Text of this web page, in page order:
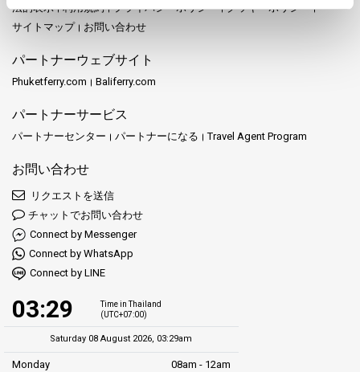
法的表示
利用規約 プライバシーポリシー
クッキーポリシー
サイトマップ
お問い合わせ
パートナーウェブサイト
Phuketferry.com Baliferry.com
パートナーサービス
パートナーセンター パートナーになる Travel Agent Program
お問い合わせ
リクエストを送信
チャットでお問い合わせ
Connect by Messenger
Connect by WhatsApp
Connect by LINE
03:29
Time in Thailand
(UTC+07:00)
Saturday 08 August 2026, 03:29am
Monday
08am - 12am